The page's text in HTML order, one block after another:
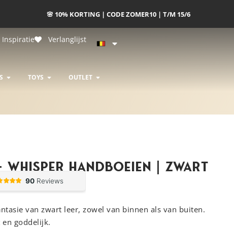
Inspiratie Verlanglijst
& LUXE BONDAGE
OPEN DESIGNERS
TOYS OPEN TOYS
OUTLET OPEN OUTLET
– Whisper Handboeien | Zwart
van zwart leer, zowel van binnen als van buiten.
en goddelijk.